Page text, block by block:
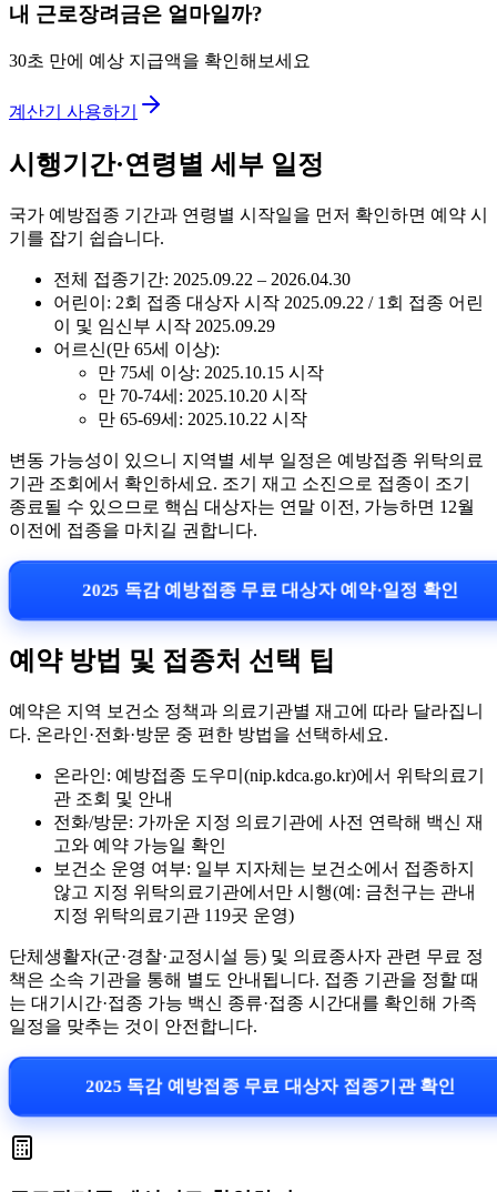
내 근로장려금은 얼마일까?
30초 만에 예상 지급액을 확인해보세요
계산기 사용하기
시행기간·연령별 세부 일정
국가 예방접종 기간과 연령별 시작일을 먼저 확인하면 예약 시
기를 잡기 쉽습니다.
전체 접종기간: 2025.09.22 – 2026.04.30
어린이: 2회 접종 대상자 시작 2025.09.22 / 1회 접종 어린
이 및 임신부 시작 2025.09.29
어르신(만 65세 이상):
만 75세 이상: 2025.10.15 시작
만 70-74세: 2025.10.20 시작
만 65-69세: 2025.10.22 시작
변동 가능성이 있으니 지역별 세부 일정은 예방접종 위탁의료
기관 조회에서 확인하세요. 조기 재고 소진으로 접종이 조기
종료될 수 있으므로 핵심 대상자는 연말 이전, 가능하면 12월
이전에 접종을 마치길 권합니다.
2025 독감 예방접종 무료 대상자 예약·일정 확인
예약 방법 및 접종처 선택 팁
예약은 지역 보건소 정책과 의료기관별 재고에 따라 달라집니
다. 온라인·전화·방문 중 편한 방법을 선택하세요.
온라인: 예방접종 도우미(nip.kdca.go.kr)에서 위탁의료기
관 조회 및 안내
전화/방문: 가까운 지정 의료기관에 사전 연락해 백신 재
고와 예약 가능일 확인
보건소 운영 여부: 일부 지자체는 보건소에서 접종하지
않고 지정 위탁의료기관에서만 시행(예: 금천구는 관내
지정 위탁의료기관 119곳 운영)
단체생활자(군·경찰·교정시설 등) 및 의료종사자 관련 무료 정
책은 소속 기관을 통해 별도 안내됩니다. 접종 기관을 정할 때
는 대기시간·접종 가능 백신 종류·접종 시간대를 확인해 가족
일정을 맞추는 것이 안전합니다.
2025 독감 예방접종 무료 대상자 접종기관 확인